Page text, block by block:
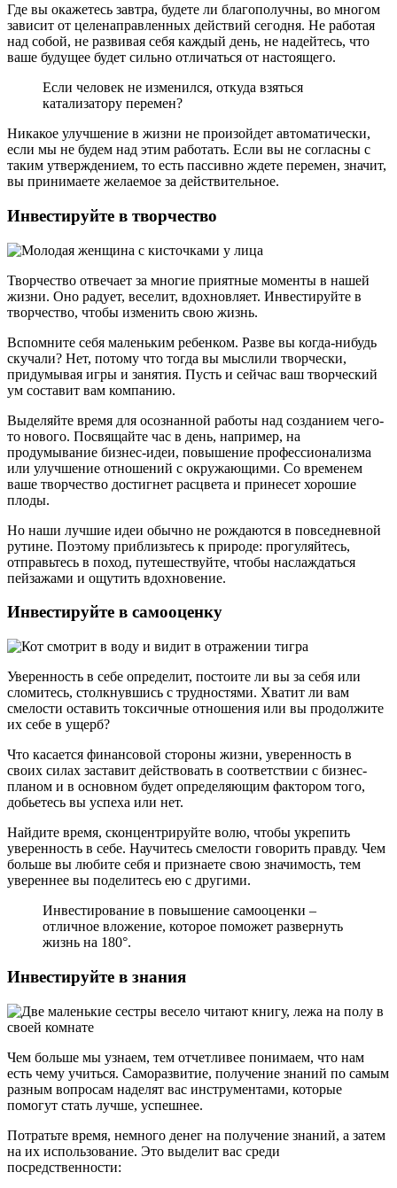
Где вы окажетесь завтра, будете ли благополучны, во многом
зависит от целенаправленных действий сегодня. Не работая
над собой, не развивая себя каждый день, не надейтесь, что
ваше будущее будет сильно отличаться от настоящего.
Если человек не изменился, откуда взяться
катализатору перемен?
Никакое улучшение в жизни не произойдет автоматически,
если мы не будем над этим работать. Если вы не согласны с
таким утверждением, то есть пассивно ждете перемен, значит,
вы принимаете желаемое за действительное.
Инвестируйте в творчество
Творчество отвечает за многие приятные моменты в нашей
жизни. Оно радует, веселит, вдохновляет. Инвестируйте в
творчество, чтобы изменить свою жизнь.
Вспомните себя маленьким ребенком. Разве вы когда-нибудь
скучали? Нет, потому что тогда вы мыслили творчески,
придумывая игры и занятия. Пусть и сейчас ваш творческий
ум составит вам компанию.
Выделяйте время для осознанной работы над созданием чего-
то нового. Посвящайте час в день, например, на
продумывание бизнес-идеи, повышение профессионализма
или улучшение отношений с окружающими. Со временем
ваше творчество достигнет расцвета и принесет хорошие
плоды.
Но наши лучшие идеи обычно не рождаются в повседневной
рутине. Поэтому приблизьтесь к природе: прогуляйтесь,
отправьтесь в поход, путешествуйте, чтобы наслаждаться
пейзажами и ощутить вдохновение.
Инвестируйте в самооценку
Уверенность в себе определит, постоите ли вы за себя или
сломитесь, столкнувшись с трудностями. Хватит ли вам
смелости оставить токсичные отношения или вы продолжите
их себе в ущерб?
Что касается финансовой стороны жизни, уверенность в
своих силах заставит действовать в соответствии с бизнес-
планом и в основном будет определяющим фактором того,
добьетесь вы успеха или нет.
Найдите время, сконцентрируйте волю, чтобы укрепить
уверенность в себе. Научитесь смелости говорить правду. Чем
больше вы любите себя и признаете свою значимость, тем
увереннее вы поделитесь ею с другими.
Инвестирование в повышение самооценки –
отличное вложение, которое поможет развернуть
жизнь на 180°.
Инвестируйте в знания
Чем больше мы узнаем, тем отчетливее понимаем, что нам
есть чему учиться. Саморазвитие, получение знаний по самым
разным вопросам наделят вас инструментами, которые
помогут стать лучше, успешнее.
Потратьте время, немного денег на получение знаний, а затем
на их использование. Это выделит вас среди
посредственности: